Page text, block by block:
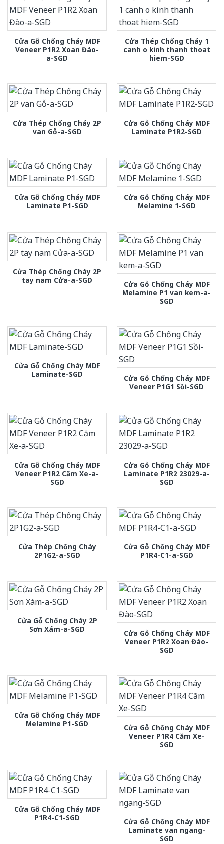
Cửa Gỗ Chống Cháy MDF
Veneer P1R2 Xoan Đào-
a-SGD
Cửa Thép Chống Cháy 1
canh o kinh thanh thoat
hiem-SGD
Cửa Thép Chống Cháy 2P
van Gỗ-a-SGD
Cửa Gỗ Chống Cháy MDF
Laminate P1R2-SGD
Cửa Gỗ Chống Cháy MDF
Laminate P1-SGD
Cửa Gỗ Chống Cháy MDF
Melamine 1-SGD
Cửa Thép Chống Cháy 2P
tay nam Cửa-a-SGD
Cửa Gỗ Chống Cháy MDF
Melamine P1 van kem-a-
SGD
Cửa Gỗ Chống Cháy MDF
Laminate-SGD
Cửa Gỗ Chống Cháy MDF
Veneer P1G1 Sồi-SGD
Cửa Gỗ Chống Cháy MDF
Veneer P1R2 Căm Xe-a-
SGD
Cửa Gỗ Chống Cháy MDF
Laminate P1R2 23029-a-
SGD
Cửa Thép Chống Cháy
2P1G2-a-SGD
Cửa Gỗ Chống Cháy MDF
P1R4-C1-a-SGD
Cửa Gỗ Chống Cháy 2P
Sơn Xám-a-SGD
Cửa Gỗ Chống Cháy MDF
Veneer P1R2 Xoan Đào-
SGD
Cửa Gỗ Chống Cháy MDF
Melamine P1-SGD
Cửa Gỗ Chống Cháy MDF
Veneer P1R4 Căm Xe-
SGD
Cửa Gỗ Chống Cháy MDF
P1R4-C1-SGD
Cửa Gỗ Chống Cháy MDF
Laminate van ngang-
SGD